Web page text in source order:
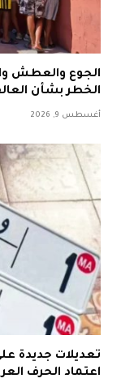
الجوع والعطش
الخطر بشأن
أغسطس 9, 2026
تعديلات جديدة
اعتماد الحرف